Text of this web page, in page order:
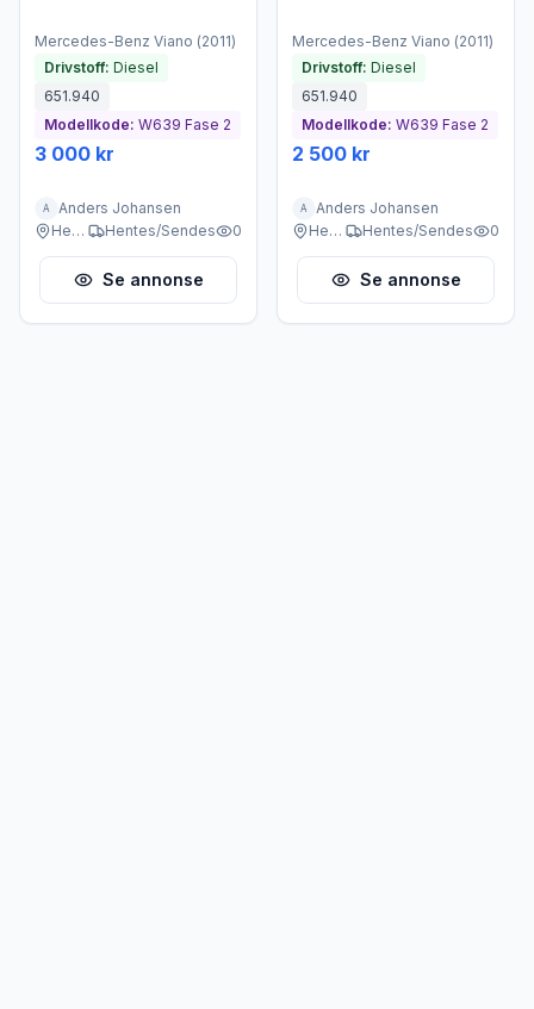
Mercedes-Benz Viano (2011)
Drivstoff: Diesel
651.940
Modellkode: W639 Fase 2
3 000 kr
A
Anders Johansen
Heggedal
Hentes/Sendes 0
Se annonse
Mercedes-Benz Viano (2011)
Drivstoff: Diesel
651.940
Modellkode: W639 Fase 2
2 500 kr
A
Anders Johansen
Heggedal
Hentes/Sendes 0
Se annonse